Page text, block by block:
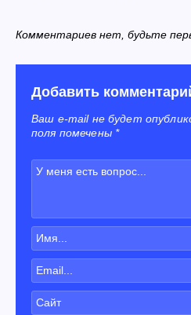
Комментариев нет, будьте
Добавить
Ваш e-mail не будет
поля помечены *